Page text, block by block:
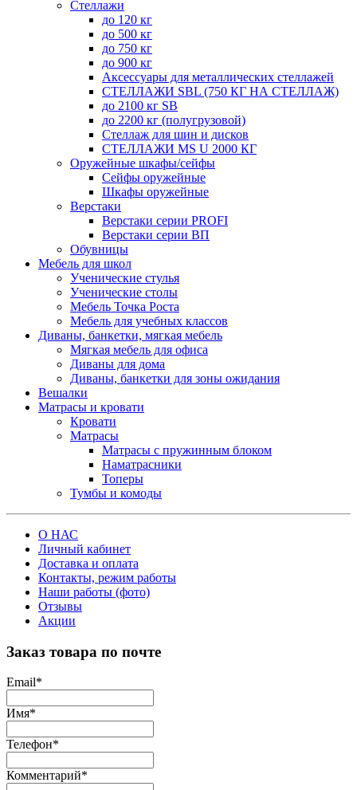
Стеллажи
до 120 кг
до 500 кг
до 750 кг
до 900 кг
Аксессуары для металлических стеллажей
СТЕЛЛАЖИ SBL (750 КГ НА СТЕЛЛАЖ)
до 2100 кг SB
до 2200 кг (полугрузовой)
Стеллаж для шин и дисков
СТЕЛЛАЖИ MS U 2000 КГ
Оружейные шкафы/сейфы
Сейфы оружейные
Шкафы оружейные
Верстаки
Верстаки серии PROFI
Верстаки серии ВП
Обувницы
Мебель для школ
Ученические стулья
Ученические столы
Мебель Точка Роста
Мебель для учебных классов
Диваны, банкетки, мягкая мебель
Мягкая мебель для офиса
Диваны для дома
Диваны, банкетки для зоны ожидания
Вешалки
Матрасы и кровати
Кровати
Матрасы
Матрасы с пружинным блоком
Наматрасники
Топеры
Тумбы и комоды
О НАС
Личный кабинет
Доставка и оплата
Контакты, режим работы
Наши работы (фото)
Отзывы
Акции
Заказ товара по почте
Email*
Имя*
Телефон*
Комментарий*